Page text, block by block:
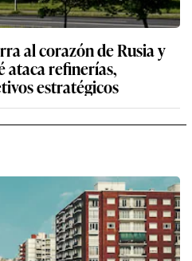
al corazón de Rusia y
ataca refinerías,
estratégicos